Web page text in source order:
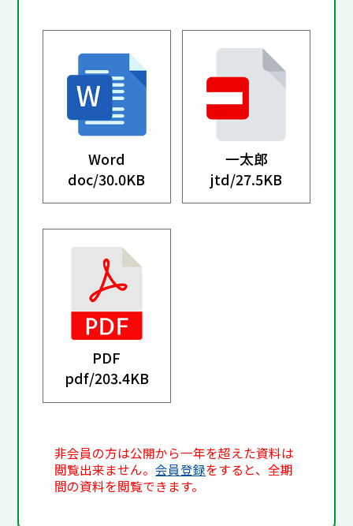
Word
doc/30.0KB
一太郎
jtd/27.5KB
PDF
pdf/203.4KB
非会員の方は公開から一年を超えた資料は
閲覧出来ません。会員登録をすると、全期
間の資料を閲覧できます。